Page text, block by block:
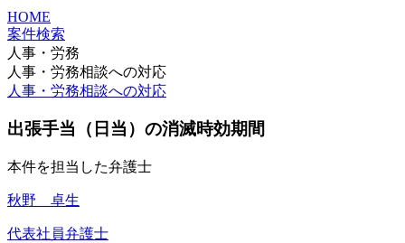
HOME
案件検索
人事・労務
人事・労務相談への対応
人事・労務相談への対応
出張手当（日当）の消滅時効期間
本件を担当した弁護士
秋野 卓生
代表社員弁護士